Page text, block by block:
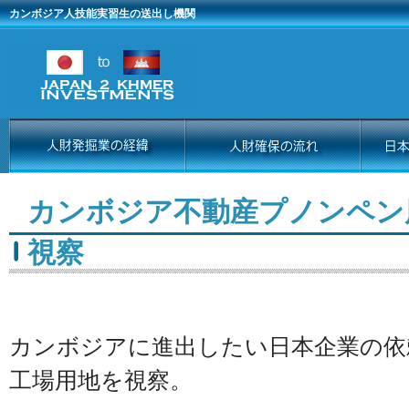
カンボジア人技能実習生の送出し機関
カンボジア不動産プノンペ
視察
カンボジアに進出したい日本企業の
工場用地を視察。